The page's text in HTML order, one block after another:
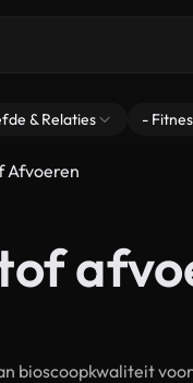
& Relaties -
Afvoeren
bioscoopkwaliteit